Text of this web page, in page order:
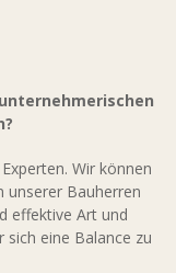
Wir können
unserer Bauherren
effektive Art und
sich eine Balance zu